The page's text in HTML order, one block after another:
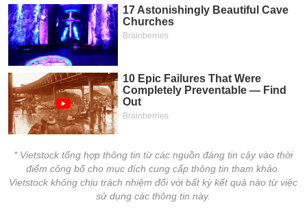
* Vietstock tổng hợp thông tin từ các nguồn đáng tin cậy vào thời
điểm công bố cho mục đích cung cấp thông tin tham khảo.
Vietstock không chịu trách nhiệm đối với bất kỳ kết quả nào từ việc
sử dụng các thông tin này.